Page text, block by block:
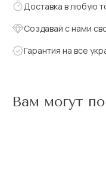
Доставка в любую
Создавай с нами
Гарантия на все
Вам могут